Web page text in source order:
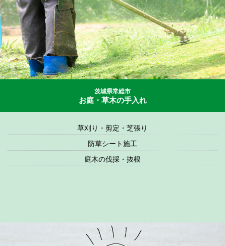
茨城県常総市
お庭・草木の手入れ
草刈り・剪定・芝張り
防草シート施工
庭木の伐採・抜根